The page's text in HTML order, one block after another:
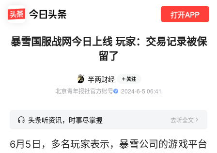
打开APP
暴雪国服战网今日上线 玩家：交易记录被保
留了
半两财经 关注
北京青年报社官方账号
  2024-6-5 06:41
头条听资讯，时事尽掌握 去听全文
6月5日，多名玩家表示，暴雪公司的游戏平台